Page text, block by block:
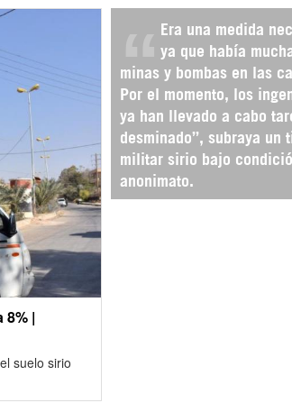
Era una medida
ya que había
minas y bombas en las
Por el momento, los
ya han llevado a cabo
desminado”, subraya un
militar sirio bajo
anonimato.
8% |
suelo sirio